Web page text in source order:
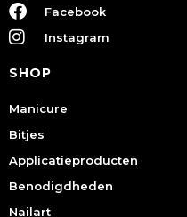
Facebook
Instagram
SHOP
Manicure
Bitjes
Applicatieproducten
Benodigdheden
Nailart